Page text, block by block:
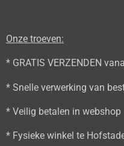
Onze troeven:
* GRATIS VERZENDEN
* Snelle verwerking van
* Veilig betalen in webshop
* Fysieke winkel te